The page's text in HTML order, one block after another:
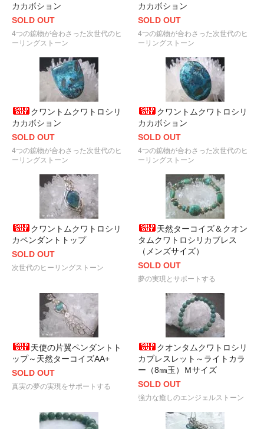
カカボション
SOLD OUT
4つの鉱物が合わさった次世代のヒ
ーリングストーン
カカボション
SOLD OUT
4つの鉱物が合わさった次世代のヒ
ーリングストーン
クワントムクワトロシリ
カカボション
SOLD OUT
4つの鉱物が合わさった次世代のヒ
ーリングストーン
クワントムクワトロシリ
カカボション
SOLD OUT
4つの鉱物が合わさった次世代のヒ
ーリングストーン
クワントムクワトロシリ
カペンダントトップ
SOLD OUT
次世代のヒーリングストーン
天然ターコイズ＆クオン
タムクワトロシリカブレス
（メンズサイズ）
SOLD OUT
夢の実現とサポートする
天使の片翼ペンダントト
ップ～天然ターコイズAA+
SOLD OUT
真実の夢の実現をサポートする
クオンタムクワトロシリ
カブレスレット～ライトカラ
ー（8㎜玉）Ｍサイズ
SOLD OUT
強力な癒しのエンジェルストーン